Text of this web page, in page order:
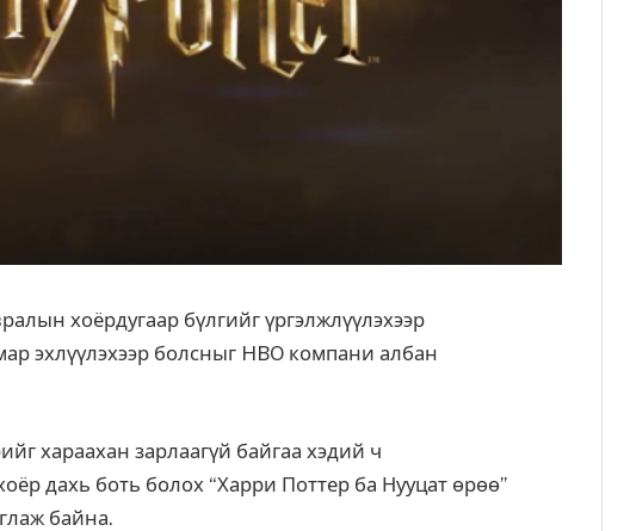
хоёрдугаар бүлгийг үргэлжлүүлэхээр
эхлүүлэхээр болсныг HBO компани албан
хараахан зарлаагүй байгаа хэдий ч
дахь боть болох “Харри Поттер ба Нууцат өрөө”
байна.